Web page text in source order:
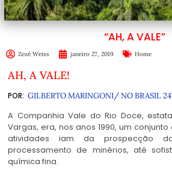
“AH, A VALE”
Zezé Weiss janeiro 27, 2019 Home
AH, A VALE!
POR: GILBERTO MARINGONI/ NO BRASIL
A Companhia Vale do Rio Doce,
Vargas, era, nos anos 1990, um
atividades iam da prospecção
processamento de minérios, até
química fina.